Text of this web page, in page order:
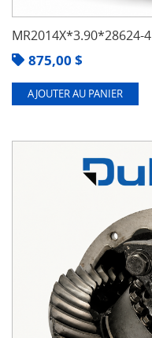
MR2014X*3.90*28624-4
875,00 $
AJOUTER AU PANIER